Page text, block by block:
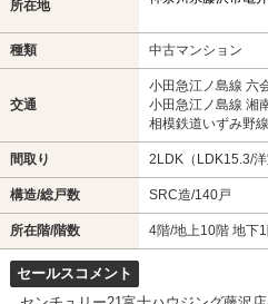
所在地
種類 中古マンション
交通
小田急江ノ島線 六
小田急江ノ島線 湘
相模鉄道いずみ野
間取り 2LDK（LDK15.3/洋
構造/総戸数 SRC造/140戸
所在階/階数 4階/地上10階 地下
セールスコメント